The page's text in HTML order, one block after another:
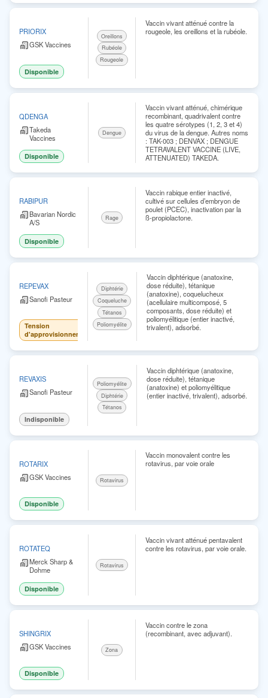
PRIORIX
GSK Vaccines
Disponible
Oreillons
Rubéole
Rougeole
Vaccin vivant atténué contre la
rougeole, les oreillons et la rubéole.
QDENGA
Takeda
Vaccines
Disponible
Dengue
Vaccin vivant atténué, chimérique
recombinant, quadrivalent contre
les quatre sérotypes (1, 2, 3 et 4)
du virus de la dengue. Autres noms
: TAK-003 ; DENVAX ; DENGUE
TETRAVALENT VACCINE (LIVE,
ATTENUATED) TAKEDA.
RABIPUR
Bavarian Nordic
A/S
Disponible
Rage
Vaccin rabique entier inactivé,
cultivé sur cellules d’embryon de
poulet (PCEC), inactivation par la
ß-propiolactone.
REPEVAX
Sanofi Pasteur
Tension
d'approvisionnement
Diphtérie
Coqueluche
Tétanos
Poliomyélite
Vaccin diphtérique (anatoxine,
dose réduite), tétanique
(anatoxine), coquelucheux
(acellulaire multicomposé, 5
composants, dose réduite) et
poliomyélitique (entier inactivé,
trivalent), adsorbé.
REVAXIS
Sanofi Pasteur
Indisponible
Poliomyélite
Diphtérie
Tétanos
Vaccin diphtérique (anatoxine,
dose réduite), tétanique
(anatoxine) et poliomyélitique
(entier inactivé, trivalent), adsorbé.
ROTARIX
GSK Vaccines
Disponible
Rotavirus
Vaccin monovalent contre les
rotavirus, par voie orale
ROTATEQ
Merck Sharp &
Dohme
Disponible
Rotavirus
Vaccin vivant atténué pentavalent
contre les rotavirus, par voie orale.
SHINGRIX
GSK Vaccines
Disponible
Zona
Vaccin contre le zona
(recombinant, avec adjuvant).